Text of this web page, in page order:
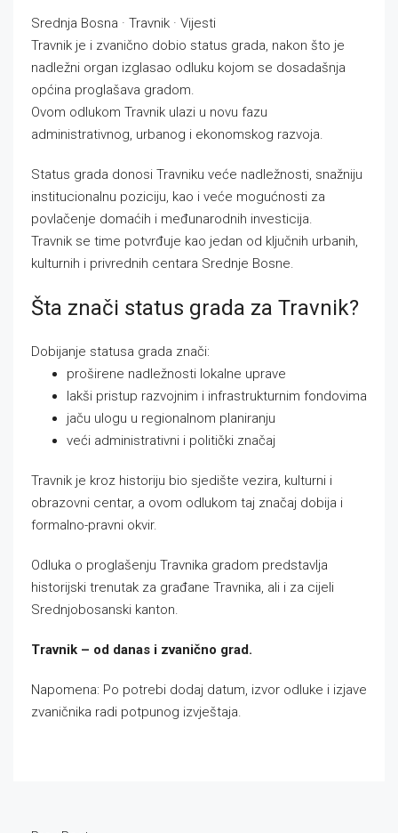
Srednja Bosna · Travnik · Vijesti
Travnik je i zvanično dobio status grada, nakon što je
nadležni organ izglasao odluku kojom se dosadašnja
općina proglašava gradom.
Ovom odlukom Travnik ulazi u novu fazu
administrativnog, urbanog i ekonomskog razvoja.
Status grada donosi Travniku veće nadležnosti, snažniju
institucionalnu poziciju, kao i veće mogućnosti za
povlačenje domaćih i međunarodnih investicija.
Travnik se time potvrđuje kao jedan od ključnih urbanih,
kulturnih i privrednih centara Srednje Bosne.
Šta znači status grada za Travnik?
Dobijanje statusa grada znači:
proširene nadležnosti lokalne uprave
lakši pristup razvojnim i infrastrukturnim fondovima
jaču ulogu u regionalnom planiranju
veći administrativni i politički značaj
Travnik je kroz historiju bio sjedište vezira, kulturni i
obrazovni centar, a ovom odlukom taj značaj dobija i
formalno-pravni okvir.
Odluka o proglašenju Travnika gradom predstavlja
historijski trenutak za građane Travnika, ali i za cijeli
Srednjobosanski kanton.
Travnik – od danas i zvanično grad.
Napomena: Po potrebi dodaj datum, izvor odluke i izjave
zvaničnika radi potpunog izvještaja.